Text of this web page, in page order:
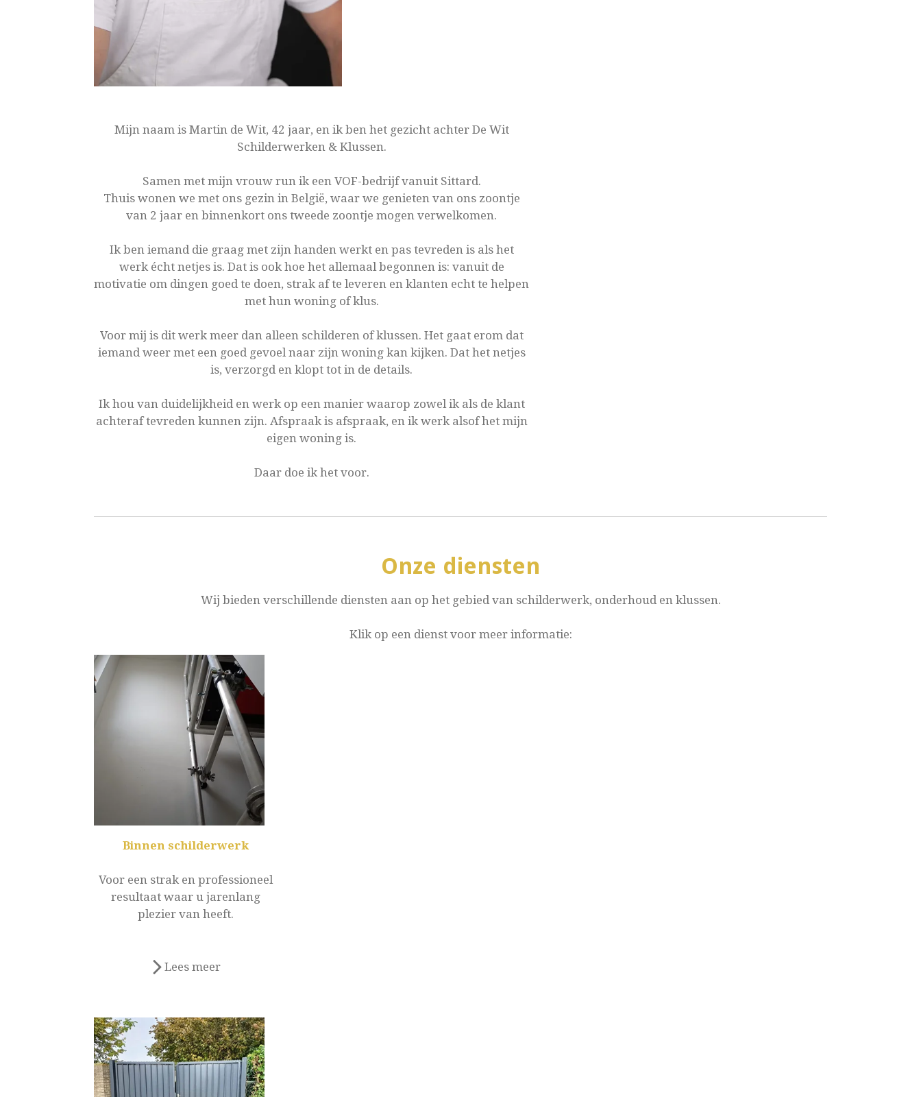
Mijn naam is Martin de Wit, 42 jaar, en ik ben het gezicht achter De Wit
Schilderwerken & Klussen.
Samen met mijn vrouw run ik een VOF-bedrijf vanuit Sittard.
Thuis wonen we met ons gezin in België, waar we genieten van ons zoontje
van 2 jaar en binnenkort ons tweede zoontje mogen verwelkomen.
Ik ben iemand die graag met zijn handen werkt en pas tevreden is als het
werk écht netjes is. Dat is ook hoe het allemaal begonnen is: vanuit de
motivatie om dingen goed te doen, strak af te leveren en klanten echt te helpen
met hun woning of klus.
Voor mij is dit werk meer dan alleen schilderen of klussen. Het gaat erom dat
iemand weer met een goed gevoel naar zijn woning kan kijken. Dat het netjes
is, verzorgd en klopt tot in de details.
Ik hou van duidelijkheid en werk op een manier waarop zowel ik als de klant
achteraf tevreden kunnen zijn. Afspraak is afspraak, en ik werk alsof het mijn
eigen woning is.
Daar doe ik het voor.
Onze diensten
Wij bieden verschillende diensten aan op het gebied van schilderwerk, onderhoud en klussen.
Klik op een dienst voor meer informatie:
Binnen schilderwerk
Voor een strak en professioneel
resultaat waar u jarenlang
plezier van heeft.
Lees meer